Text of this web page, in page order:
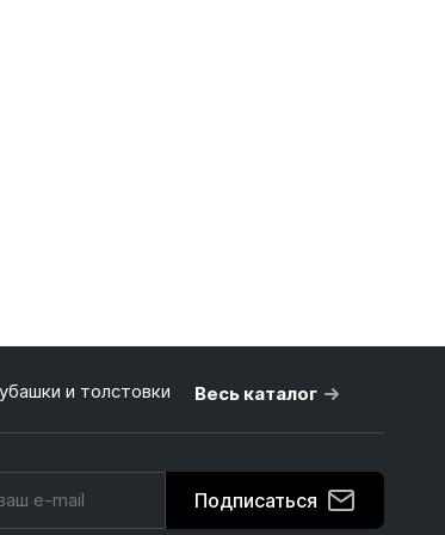
и толстовки Весь каталог
Подписаться